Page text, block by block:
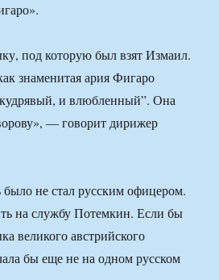
под которую был взят Измаил.
знаменитая ария Фигаро
и влюбленный”. Она
— говорит дирижер
не стал русским офицером.
на службу Потемкин. Если бы
великого австрийского
бы еще не на одном русском